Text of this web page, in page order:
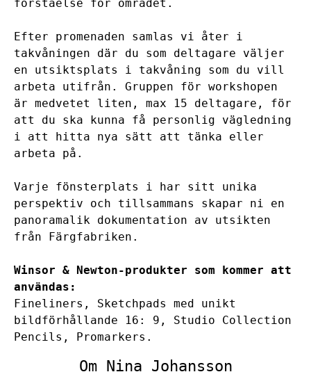
förståelse för området.
Efter promenaden samlas vi åter i
takvåningen där du som deltagare väljer
en utsiktsplats i takvåning som du vill
arbeta utifrån. Gruppen för workshopen
är medvetet liten, max 15 deltagare, för
att du ska kunna få personlig vägledning
i att hitta nya sätt att tänka eller
arbeta på.
Varje fönsterplats i har sitt unika
perspektiv och tillsammans skapar ni en
panoramalik dokumentation av utsikten
från Färgfabriken.
Winsor & Newton-produkter som kommer att
användas:
Fineliners, Sketchpads med unikt
bildförhållande 16: 9, Studio Collection
Pencils, Promarkers.
Om Nina Johansson